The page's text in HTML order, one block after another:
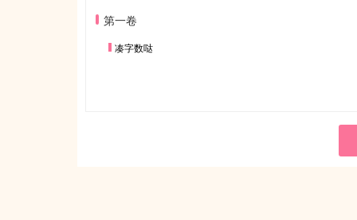
第一卷
凑字数哒